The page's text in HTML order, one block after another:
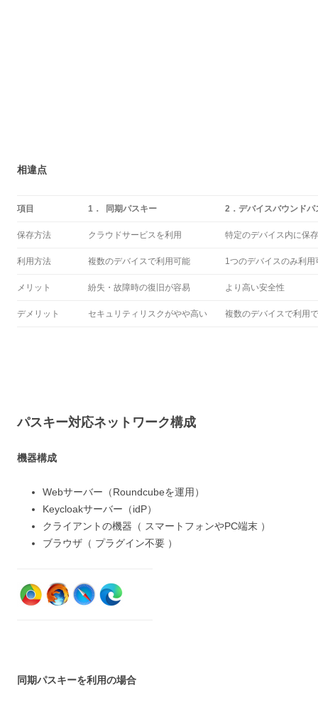
相違点
項目 1． 同期パスキー 2．デバイスバウンドパ
保存方法 クラウドサービスを利用 特定のデバイス内に保存
利用方法 複数のデバイスで利用可能 1つのデバイスのみ利用
メリット 紛失・故障時の復旧が容易 より高い安全性
デメリット セキュリティリスクがやや高い 複数のデバイスで利用
パスキー対応ネットワーク構成
機器構成
Webサーバー（Roundcubeを運用）
Keycloakサーバー（idP）
クライアントの機器（ スマートフォンやPC端末 ）
ブラウザ（ プラグイン不要 ）
同期パスキーを利用の場合